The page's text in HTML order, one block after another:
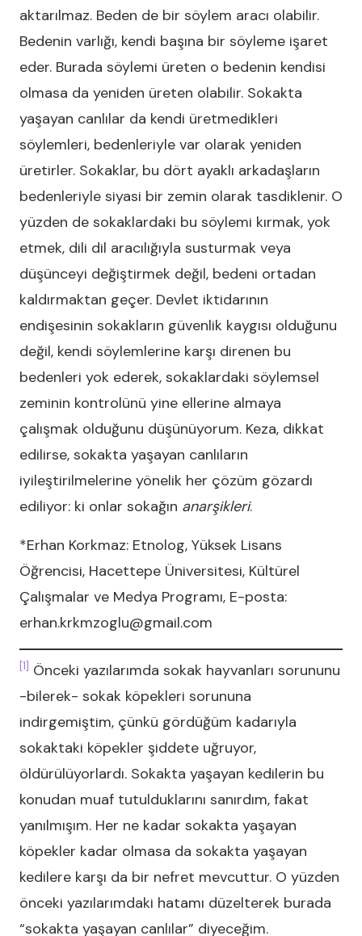
aktarılmaz. Beden de bir söylem aracı olabilir.
Bedenin varlığı, kendi başına bir söyleme işaret
eder. Burada söylemi üreten o bedenin kendisi
olmasa da yeniden üreten olabilir. Sokakta
yaşayan canlılar da kendi üretmedikleri
söylemleri, bedenleriyle var olarak yeniden
üretirler. Sokaklar, bu dört ayaklı arkadaşların
bedenleriyle siyasi bir zemin olarak tasdiklenir. O
yüzden de sokaklardaki bu söylemi kırmak, yok
etmek, dili dil aracılığıyla susturmak veya
düşünceyi değiştirmek değil, bedeni ortadan
kaldırmaktan geçer. Devlet iktidarının
endişesinin sokakların güvenlik kaygısı olduğunu
değil, kendi söylemlerine karşı direnen bu
bedenleri yok ederek, sokaklardaki söylemsel
zeminin kontrolünü yine ellerine almaya
çalışmak olduğunu düşünüyorum. Keza, dikkat
edilirse, sokakta yaşayan canlıların
iyileştirilmelerine yönelik her çözüm gözardı
ediliyor: ki onlar sokağın anarşikleri.
*Erhan Korkmaz: Etnolog, Yüksek Lisans
Öğrencisi, Hacettepe Üniversitesi, Kültürel
Çalışmalar ve Medya Programı, E-posta:
erhan.krkmzoglu@gmail.com
[1] Önceki yazılarımda sokak hayvanları sorununu
-bilerek- sokak köpekleri sorununa
indirgemiştim, çünkü gördüğüm kadarıyla
sokaktaki köpekler şiddete uğruyor,
öldürülüyorlardı. Sokakta yaşayan kedilerin bu
konudan muaf tutulduklarını sanırdım, fakat
yanılmışım. Her ne kadar sokakta yaşayan
köpekler kadar olmasa da sokakta yaşayan
kedilere karşı da bir nefret mevcuttur. O yüzden
önceki yazılarımdaki hatamı düzelterek burada
“sokakta yaşayan canlılar” diyeceğim.